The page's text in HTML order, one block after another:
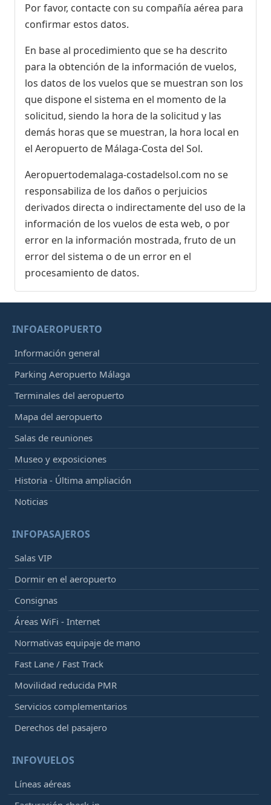
Por favor, contacte con su compañía aérea para
confirmar estos datos.
En base al procedimiento que se ha descrito
para la obtención de la información de vuelos,
los datos de los vuelos que se muestran son los
que dispone el sistema en el momento de la
solicitud, siendo la hora de la solicitud y las
demás horas que se muestran, la hora local en
el Aeropuerto de Málaga-Costa del Sol.
Aeropuertodemalaga-costadelsol.com no se
responsabiliza de los daños o perjuicios
derivados directa o indirectamente del uso de la
información de los vuelos de esta web, o por
error en la información mostrada, fruto de un
error del sistema o de un error en el
procesamiento de datos.
INFOAEROPUERTO
Información general
Parking Aeropuerto Málaga
Terminales del aeropuerto
Mapa del aeropuerto
Salas de reuniones
Museo y exposiciones
Historia - Última ampliación
Noticias
INFOPASAJEROS
Salas VIP
Dormir en el aeropuerto
Consignas
Áreas WiFi - Internet
Normativas equipaje de mano
Fast Lane / Fast Track
Movilidad reducida PMR
Servicios complementarios
Derechos del pasajero
INFOVUELOS
Líneas aéreas